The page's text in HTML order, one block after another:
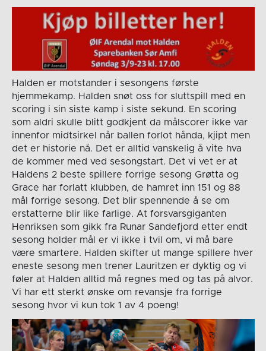
Halden er motstander i sesongens første
hjemmekamp. Halden snøt oss for sluttspill med en
scoring i sin siste kamp i siste sekund. En scoring
som aldri skulle blitt godkjent da målscorer ikke var
innenfor midtsirkel når ballen forlot hånda, kjipt men
det er historie nå. Det er alltid vanskelig å vite hva
de kommer med ved sesongstart. Det vi vet er at
Haldens 2 beste spillere forrige sesong Grøtta og
Grace har forlatt klubben, de hamret inn 151 og 88
mål forrige sesong. Det blir spennende å se om
erstatterne blir like farlige. At forsvarsgiganten
Henriksen som gikk fra Runar Sandefjord etter endt
sesong holder mål er vi ikke i tvil om, vi må bare
være smartere. Halden skifter ut mange spillere hver
eneste sesong men trener Lauritzen er dyktig og vi
føler at Halden alltid må regnes med og tas på alvor.
Vi har ett sterkt ønske om revansje fra forrige
sesong hvor vi kun tok 1 av 4 poeng!